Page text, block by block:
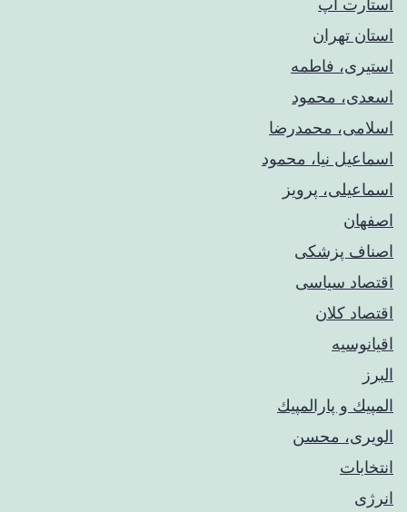
استارت آپ
استان تهران
استیری، فاطمه
اسعدی، محمود
اسلامی، محمدرضا
اسماعیل نیا، محمود
اسماعیلی، پرویز
اصفهان
اصناف پزشکی
اقتصاد سیاسی
اقتصاد کلان
اقیانوسیه
البرز
المپيك و پارالمپيك
الویری، محسن
انتخابات
انرژی